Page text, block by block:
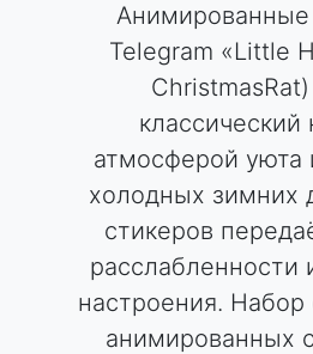
Telegram «Little
классический
атмосферой уюта
холодных зимних
стикеров
расслабленности
настроения. Набор
анимированных